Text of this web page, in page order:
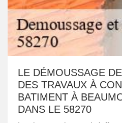
LE DÉMOUSSAGE
DES TRAVAUX À
BATIMENT À
DANS LE 58270